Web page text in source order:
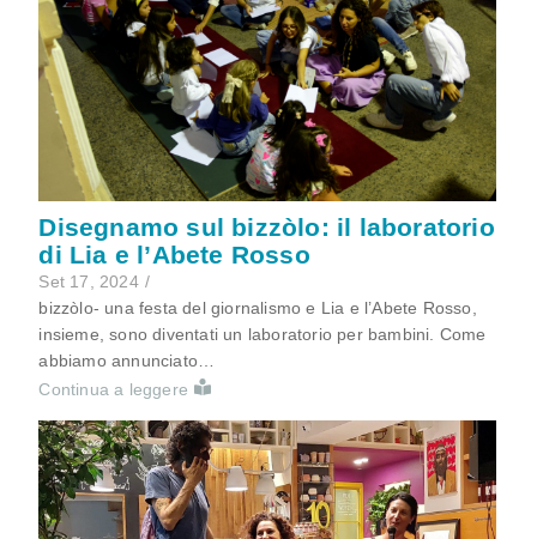
Disegnamo sul bizzòlo: il laboratorio
di Lia e l’Abete Rosso
Set 17, 2024 /
bizzòlo- una festa del giornalismo e Lia e l’Abete Rosso,
insieme, sono diventati un laboratorio per bambini. Come
abbiamo annunciato…
Continua a leggere